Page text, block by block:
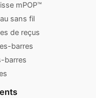
mPOP™
sans fil
de reçus
barres
barres